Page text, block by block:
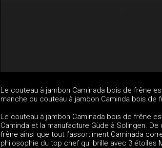
Le couteau à jambon Caminada bois de frêne
manche du couteau à jambon Caminda bois
Le couteau à jambon Caminada bois de frêne
Caminda et la manufacture Güde à Solingen.
frêne ainsi que tout l’assortiment Caminada
philosophie du top chef qui brille avec 3 étoiles